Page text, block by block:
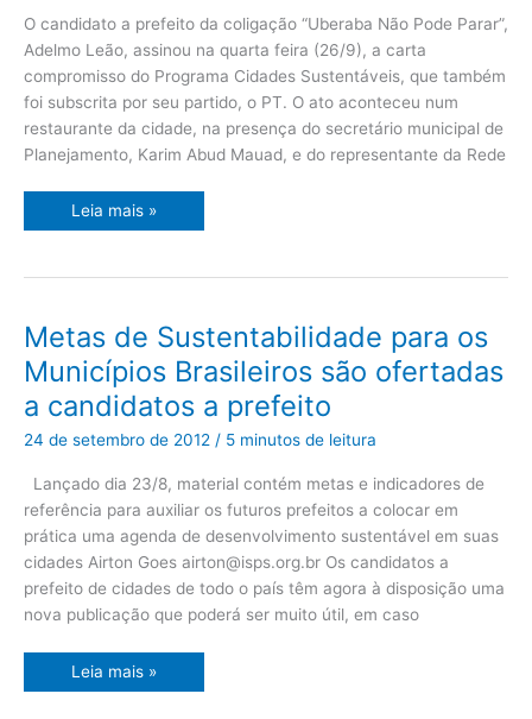
O candidato a prefeito da coligação “Uberaba Não Pode Parar”,
Adelmo Leão, assinou na quarta feira (26/9), a carta
compromisso do Programa Cidades Sustentáveis, que também
foi subscrita por seu partido, o PT. O ato aconteceu num
restaurante da cidade, na presença do secretário municipal de
Planejamento, Karim Abud Mauad, e do representante da Rede
Sustentáveis
Leia mais »
Metas de Sustentabilidade para os
Municípios Brasileiros são ofertadas
a candidatos a prefeito
24 de setembro de 2012 / 5 minutos de leitura
Lançado dia 23/8, material contém metas e indicadores de
referência para auxiliar os futuros prefeitos a colocar em
prática uma agenda de desenvolvimento sustentável em suas
cidades Airton Goes airton@isps.org.br Os candidatos a
prefeito de cidades de todo o país têm agora à disposição uma
nova publicação que poderá ser muito útil, em caso
Metas
de
Sustentabilidade
para
os
Municípios
Brasileiros
são
ofertadas
candidatos
a
prefeito
Leia mais »